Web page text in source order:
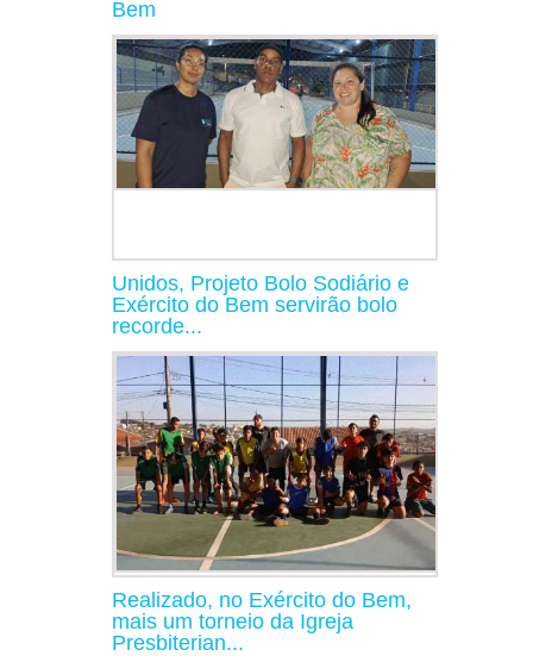
Bem
Unidos, Projeto Bolo Sodiário e
Exército do Bem servirão bolo
recorde...
Realizado, no Exército do Bem,
mais um torneio da Igreja
Presbiterian...